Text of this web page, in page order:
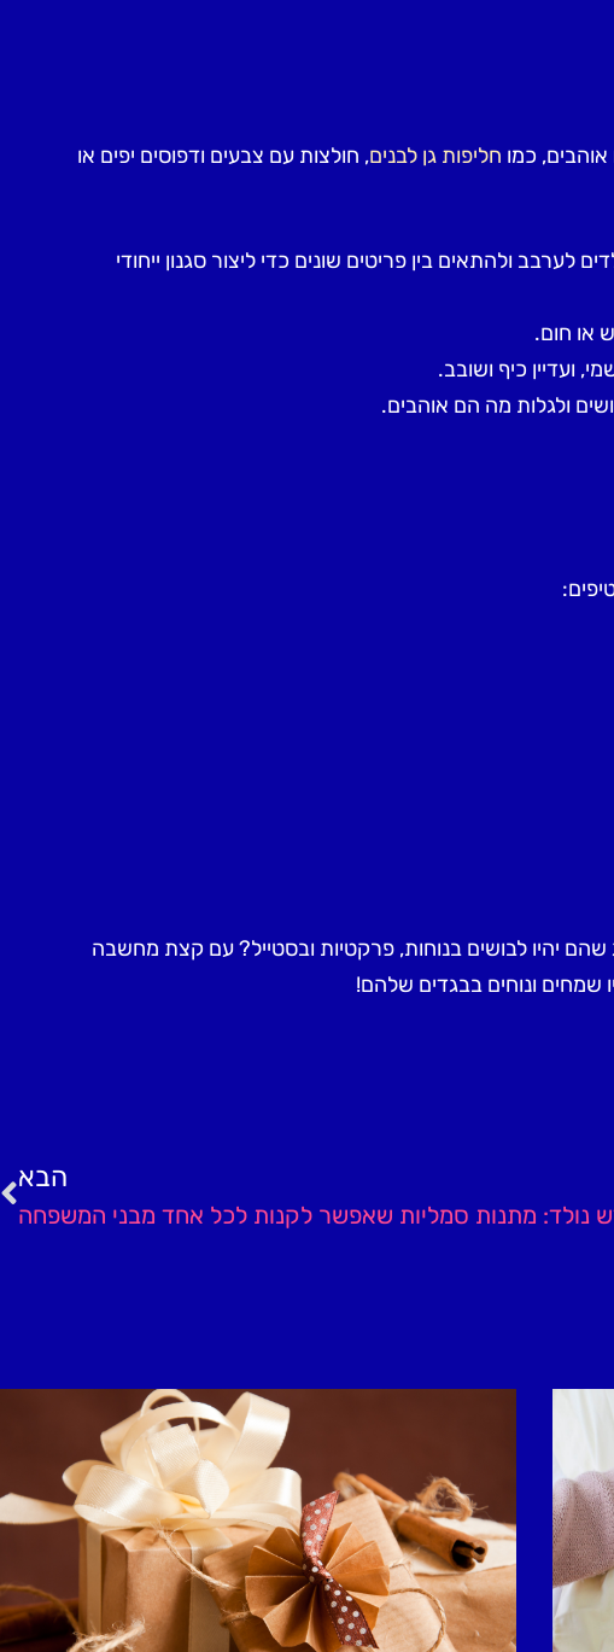
כמו חליפות גן לבנים, חולצות עם צבעים ודפוסים יפים או
לערבב ולהתאים בין פריטים שונים כדי ליצור סגנון ייחודי
או חום.
ועדיין כיף ושובב.
ולגלות מה הם אוהבים.
יהיו לבושים בנוחות, פרקטיות ובסטייל? עם קצת מחשבה
שמחים ונוחים בבגדים שלהם!
הבא
נולד: מתנות סמליות שאפשר לקנות לכל אחד מבני המשפחה